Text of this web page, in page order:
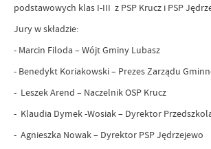
podstawowych klas I-III z PSP Krucz i PSP
Jury w składzie:
- Marcin Filoda – Wójt Gminy Lubasz
- Benedykt Koriakowski – Prezes Zarządu
- Leszek Arend – Naczelnik OSP Krucz
- Klaudia Dymek -Wosiak – Dyrektor
- Agnieszka Nowak – Dyrektor PSP Jędrzejewo